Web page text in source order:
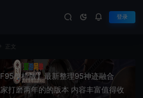
登录
正文
单机版】最新整理95神迹融合
打磨两年的的版本 内容丰富值得收